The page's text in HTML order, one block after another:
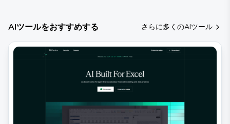
AIツールをおすすめする さらに多くのAIツール